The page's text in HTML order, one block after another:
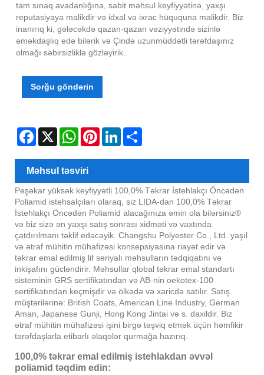
tam sınaq avadanlığına, sabit məhsul keyfiyyətinə, yaxşı
reputasiyaya malikdir və idxal və ixrac hüququna malikdir. Biz
inanırıq ki, gələcəkdə qazan-qazan vəziyyətində sizinlə
əməkdaşlıq edə bilərik və Çində uzunmüddətli tərəfdaşınız
olmağı səbirsizliklə gözləyirik.
Sorğu göndərin
Facebook
X WhatsAppPinterestLinkedIn
Məhsul təsviri
Peşəkar yüksək keyfiyyətli 100,0% Təkrar İstehlakçı Öncədən
Poliamid istehsalçıları olaraq, siz LIDA-dan 100,0% Təkrar
İstehlakçı Öncədən Poliamid alacağınıza əmin ola bilərsiniz®
və biz sizə ən yaxşı satış sonrası xidməti və vaxtında
çatdırılmanı təklif edəcəyik. Changshu Polyester Co., Ltd. yaşıl
və ətraf mühitin mühafizəsi konsepsiyasına riayət edir və
təkrar emal edilmiş lif seriyalı məhsulların tədqiqatını və
inkişafını gücləndirir. Məhsullar qlobal təkrar emal standartı
sisteminin GRS sertifikatından və AB-nin oekotex-100
sertifikatından keçmişdir və ölkədə və xaricdə satılır. Satış
müştərilərinə: British Coats, American Line Industry, German
Aman, Japanese Gunji, Hong Kong Jintai və s. daxildir. Biz
ətraf mühitin mühafizəsi işini birgə təşviq etmək üçün həmfikir
tərəfdaşlarla etibarlı əlaqələr qurmağa hazırıq.
100,0% təkrar emal edilmiş istehlakdan əvvəl
poliamid təqdim edin: